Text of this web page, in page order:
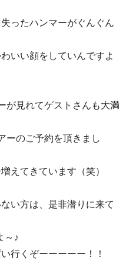
ったハンマーがぐんぐん
いい顔をしていんですよ
が見れてゲストさんも大満
ーのご予約を頂きまし
えてきています（笑）
い方は、是非潜りに来て
～♪
行くぞーーーーー！！